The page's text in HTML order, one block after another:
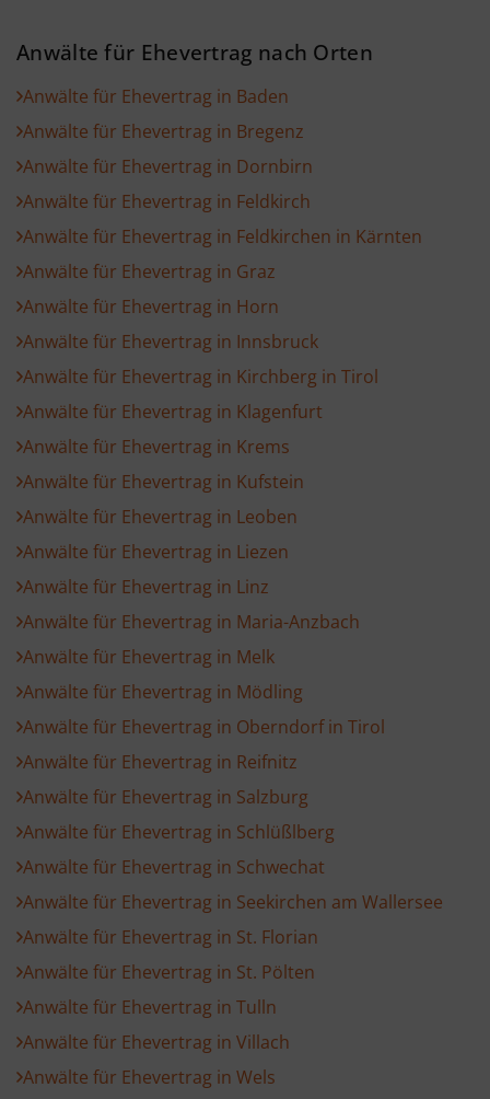
Anwälte für Ehevertrag nach Orten
Anwälte für Ehevertrag in Baden
Anwälte für Ehevertrag in Bregenz
Anwälte für Ehevertrag in Dornbirn
Anwälte für Ehevertrag in Feldkirch
Anwälte für Ehevertrag in Feldkirchen in Kärnten
Anwälte für Ehevertrag in Graz
Anwälte für Ehevertrag in Horn
Anwälte für Ehevertrag in Innsbruck
Anwälte für Ehevertrag in Kirchberg in Tirol
Anwälte für Ehevertrag in Klagenfurt
Anwälte für Ehevertrag in Krems
Anwälte für Ehevertrag in Kufstein
Anwälte für Ehevertrag in Leoben
Anwälte für Ehevertrag in Liezen
Anwälte für Ehevertrag in Linz
Anwälte für Ehevertrag in Maria-Anzbach
Anwälte für Ehevertrag in Melk
Anwälte für Ehevertrag in Mödling
Anwälte für Ehevertrag in Oberndorf in Tirol
Anwälte für Ehevertrag in Reifnitz
Anwälte für Ehevertrag in Salzburg
Anwälte für Ehevertrag in Schlüßlberg
Anwälte für Ehevertrag in Schwechat
Anwälte für Ehevertrag in Seekirchen am Wallersee
Anwälte für Ehevertrag in St. Florian
Anwälte für Ehevertrag in St. Pölten
Anwälte für Ehevertrag in Tulln
Anwälte für Ehevertrag in Villach
Anwälte für Ehevertrag in Wels